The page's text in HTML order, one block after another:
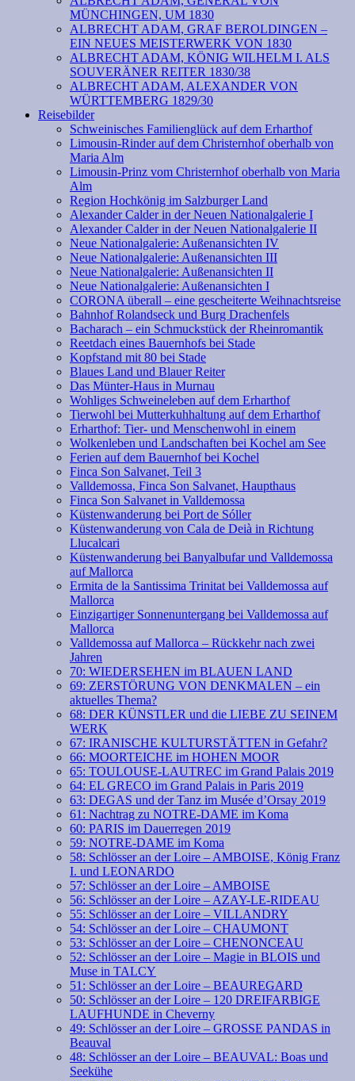
MÜNCHINGEN, UM 1830
ALBRECHT ADAM, GRAF BEROLDINGEN –
EIN NEUES MEISTERWERK VON 1830
ALBRECHT ADAM, KÖNIG WILHELM I. ALS
SOUVERÄNER REITER 1830/38
ALBRECHT ADAM, ALEXANDER VON
WÜRTTEMBERG 1829/30
Reisebilder
Schweinisches Familienglück auf dem Erharthof
Limousin-Rinder auf dem Christernhof oberhalb von
Maria Alm
Limousin-Prinz vom Christernhof oberhalb von Maria
Alm
Region Hochkönig im Salzburger Land
Alexander Calder in der Neuen Nationalgalerie I
Alexander Calder in der Neuen Nationalgalerie II
Neue Nationalgalerie: Außenansichten IV
Neue Nationalgalerie: Außenansichten III
Neue Nationalgalerie: Außenansichten II
Neue Nationalgalerie: Außenansichten I
CORONA überall – eine gescheiterte Weihnachtsreise
Bahnhof Rolandseck und Burg Drachenfels
Bacharach – ein Schmuckstück der Rheinromantik
Reetdach eines Bauernhofs bei Stade
Kopfstand mit 80 bei Stade
Blaues Land und Blauer Reiter
Das Münter-Haus in Murnau
Wohliges Schweineleben auf dem Erharthof
Tierwohl bei Mutterkuhhaltung auf dem Erharthof
Erharthof: Tier- und Menschenwohl in einem
Wolkenleben und Landschaften bei Kochel am See
Ferien auf dem Bauernhof bei Kochel
Finca Son Salvanet, Teil 3
Valldemossa, Finca Son Salvanet, Haupthaus
Finca Son Salvanet in Valldemossa
Küstenwanderung bei Port de Sóller
Küstenwanderung von Cala de Deià in Richtung
Llucalcari
Küstenwanderung bei Banyalbufar und Valldemossa
auf Mallorca
Ermita de la Santissima Trinitat bei Valldemossa auf
Mallorca
Einzigartiger Sonnenuntergang bei Valldemossa auf
Mallorca
Valldemossa auf Mallorca – Rückkehr nach zwei
Jahren
70: WIEDERSEHEN im BLAUEN LAND
69: ZERSTÖRUNG VON DENKMALEN – ein
aktuelles Thema?
68: DER KÜNSTLER und die LIEBE ZU SEINEM
WERK
67: IRANISCHE KULTURSTÄTTEN in Gefahr?
66: MOORTEICHE im HOHEN MOOR
65: TOULOUSE-LAUTREC im Grand Palais 2019
64: EL GRECO im Grand Palais in Paris 2019
63: DEGAS und der Tanz im Musée d’Orsay 2019
61: Nachtrag zu NOTRE-DAME im Koma
60: PARIS im Dauerregen 2019
59: NOTRE-DAME im Koma
58: Schlösser an der Loire – AMBOISE, König Franz
I. und LEONARDO
57: Schlösser an der Loire – AMBOISE
56: Schlösser an der Loire – AZAY-LE-RIDEAU
55: Schlösser an der Loire – VILLANDRY
54: Schlösser an der Loire – CHAUMONT
53: Schlösser an der Loire – CHENONCEAU
52: Schlösser an der Loire – Magie in BLOIS und
Muse in TALCY
51: Schlösser an der Loire – BEAUREGARD
50: Schlösser an der Loire – 120 DREIFARBIGE
LAUFHUNDE in Cheverny
49: Schlösser an der Loire – GROSSE PANDAS in
Beauval
48: Schlösser an der Loire – BEAUVAL: Boas und
Seekühe